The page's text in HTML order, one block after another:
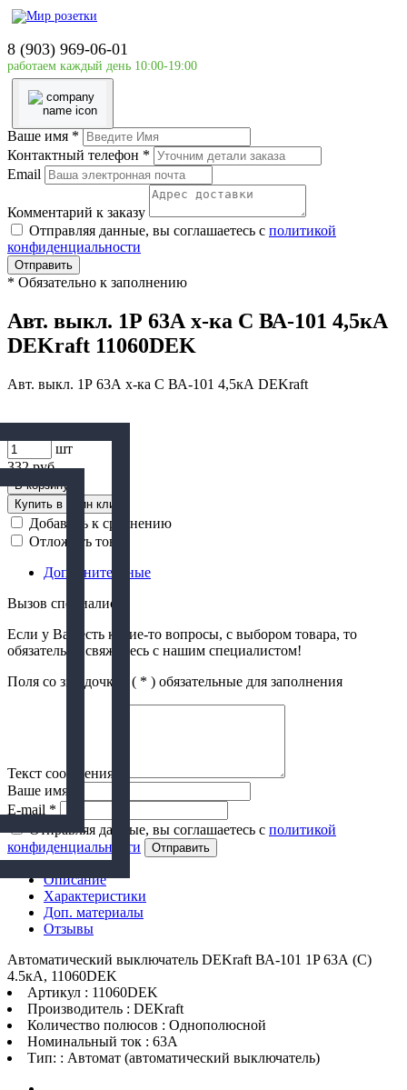
8 (903) 969-06-01
работаем каждый день 10:00-19:00
Главная страница
DEKraft
Авт. выкл. 1Р 63А х-ка C ВА-101 4,5кА DEKraft
Ваше имя *
Контактный телефон *
Email
Комментарий к заказу
Отправляя данные, вы соглашаетесь с политикой
конфиденциальности
Отправить
* Обязательно к заполнению
Авт. выкл. 1Р 63А х-ка C ВА-101 4,5кА
DEKraft 11060DEK
Авт. выкл. 1Р 63А х-ка C ВА-101 4,5кА DEKraft
шт
332руб.
В корзину
Купить в один клик
Добавить к сравнению
Отложить товар
Дополнительные
Вызов специалиста
Если у Вас есть какие-то вопросы, с выбором товара, то
обязательно свяжитесь с нашим специалистом!
Поля со звездочкой ( * ) обязательные для заполнения
Текст сообщения
Ваше имя
E-mail *
Отправляя данные, вы соглашаетесь с политикой
конфиденциальности
Отправить
Описание
Характеристики
Доп. материалы
Отзывы
Автоматический выключатель DEKraft ВА-101 1P 63А (C)
4.5кА, 11060DEK
Артикул : 11060DEK
Производитель : DEKraft
Количество полюсов : Однополюсной
Номинальный ток : 63A
Тип: : Автомат (автоматический выключатель)